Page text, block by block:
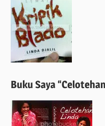
Buku Saya